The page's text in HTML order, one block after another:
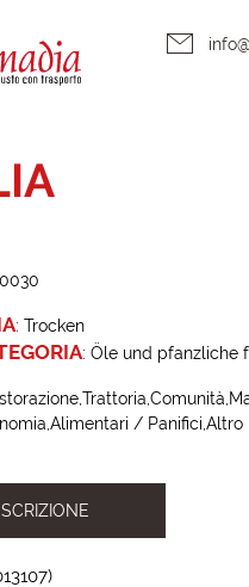
: Trocken
: Öle und pfanzliche
Trattoria Comunità
Alimentari / Panifici Altro